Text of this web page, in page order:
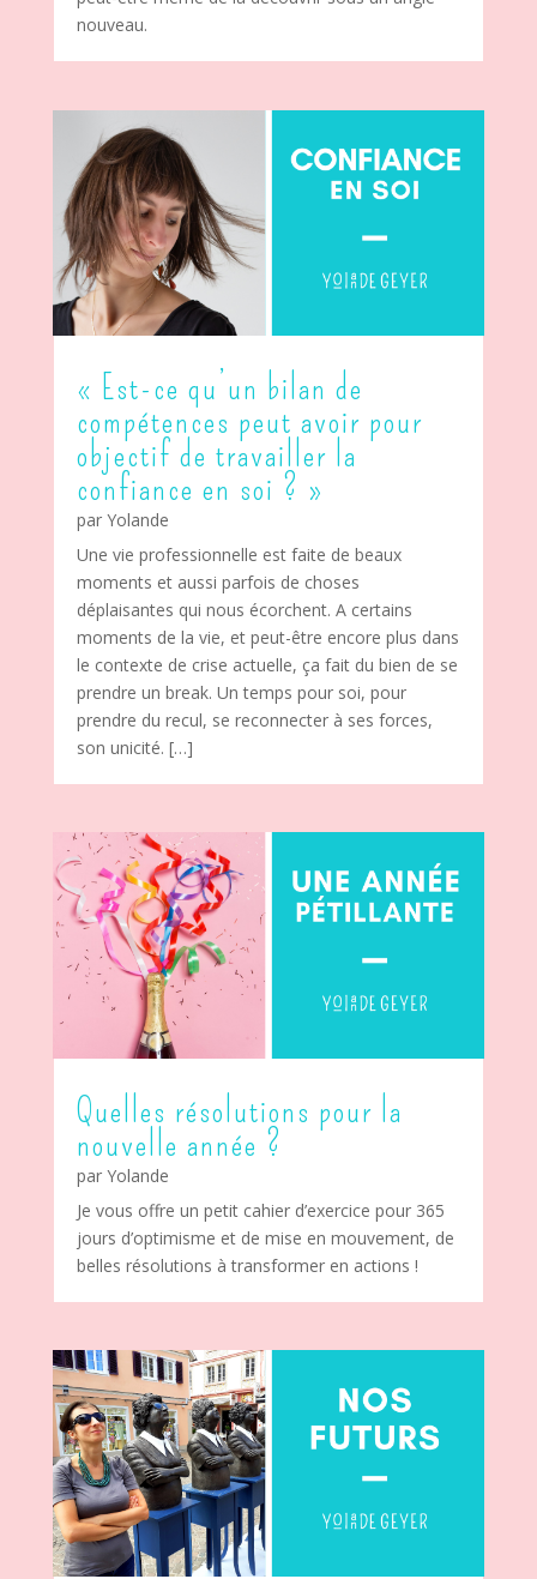
nouveau.
« Est-ce qu’un bilan de
compétences peut avoir pour
objectif de travailler la
confiance en soi ? »
par Yolande
Une vie professionnelle est faite de beaux
moments et aussi parfois de choses
déplaisantes qui nous écorchent. A certains
moments de la vie, et peut-être encore plus dans
le contexte de crise actuelle, ça fait du bien de se
prendre un break. Un temps pour soi, pour
prendre du recul, se reconnecter à ses forces,
son unicité. […]
Quelles résolutions pour la
nouvelle année ?
par Yolande
Je vous offre un petit cahier d’exercice pour 365
jours d’optimisme et de mise en mouvement, de
belles résolutions à transformer en actions !